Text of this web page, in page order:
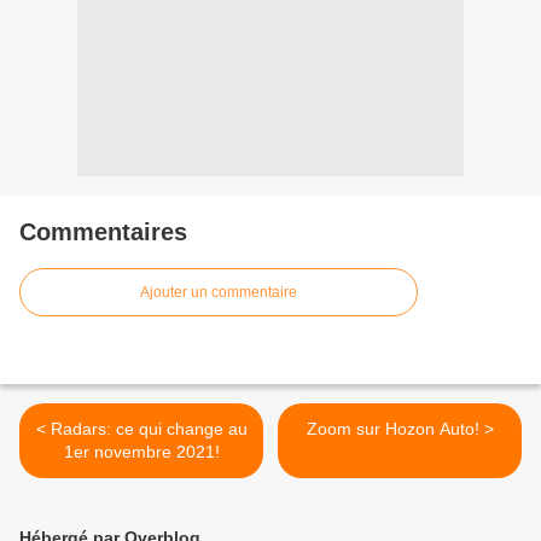
Commentaires
Ajouter un commentaire
< Radars: ce qui change au
1er novembre 2021!
Zoom sur Hozon Auto! >